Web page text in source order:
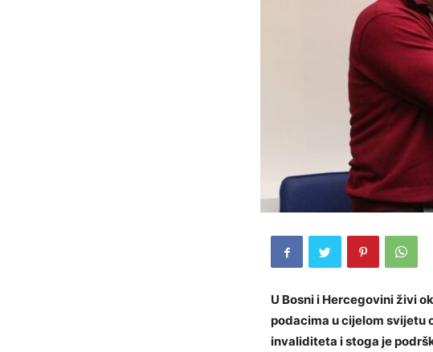
U Bosni i Hercegovini živi
podacima u cijelom svijetu
invaliditeta i stoga je